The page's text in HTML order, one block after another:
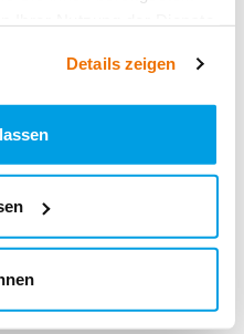
Details zeigen